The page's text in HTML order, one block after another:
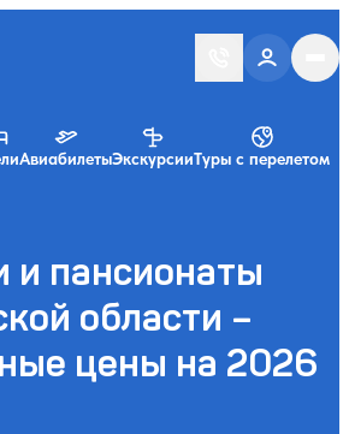
АвиабилетыЭкскурсииТуры с перелетом
и пансионаты
области –
цены на 2026